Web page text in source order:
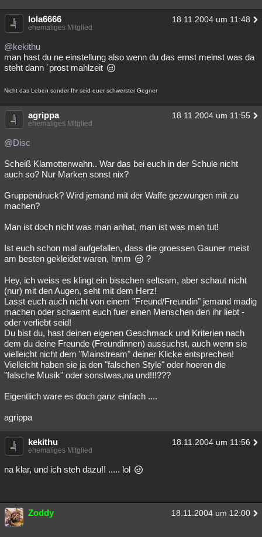
lola6666 18.11.2004 um 11:48
ehemaliges Mitglied
@kekithu
man hast du ne einstellung also wenn du das ernst meinst was da
steht dann ´prost mahlzeit
Nicht das Leben sonder Ihr seid euer schwerster Gegner
agrippa 18.11.2004 um 11:55
ehemaliges Mitglied
@Disc
Scheiß Klamottenwahn.. War das bei euch in der Schule nicht
auch so? Nur Marken sonst nix?
Gruppendruck? Wird jemand mit der Waffe gezwungen mit zu
machen?
Man ist doch nicht was man anhat, man ist was man tut!
Ist euch schon mal aufgefallen, dass die groessen Gauner meist
am besten gekleidet waren, hmm
?
Hey, ich weiss es klingt ein bisschen seltsam, aber schaut nicht
(nur) mit den Augen, seht mit dem Herz!
Lasst euch auch nicht von einem "Freund/Freundin" jemand madig
machen oder schaemt euch fuer einen Menschen den ihr liebt -
oder verliebt seid!
Du bist du, hast deinen eigenen Geschmack und Kriterien nach
dem du deine Freunde (Freundinnen) aussuchst, auch wenn sie
vielleicht nicht dem "Mainstream" deiner Klicke entsprechen!
Vielleicht haben sie ja den "falschen Style" oder hoeren die
"falsche Musik" oder sonstwas,na und!!!???
Eigentlich ware es doch ganz einfach ....
agrippa
kekithu 18.11.2004 um 11:56
ehemaliges Mitglied
na klar, und ich steh dazu!! ..... lol
Zoddy 18.11.2004 um 12:00